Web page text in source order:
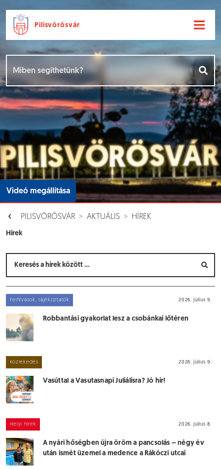
Ugrás a fő tartalomhoz
Pilisvörösvár
Videó megállítása
PILISVÖRÖSVÁR AKTUÁLIS HÍREK
Hírek
Felhívások, tájékoztatók 2026. július 9.
Robbantási gyakorlat lesz a csobánkai lőtéren
Közlekedés 2026. július 9.
Vasúttal a Vasutasnapi Juliálisra? Jó hír!
Helyi hírek 2026. július 8.
A nyári hőségben újra öröm a pancsolás – négy év
után ismét üzemel a medence a Rákóczi utcai
Hírek [
Események []
Dokumentumok [
Aloldalak []